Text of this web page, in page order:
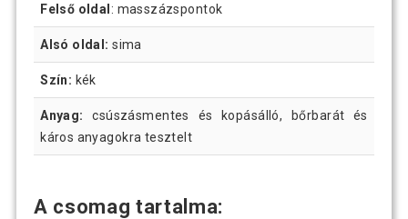
Felső oldal : masszázspontok
Alsó oldal: sima
Szín: kék
Anyag:
csúszásmentes és kopásálló, bőrbarát és
káros anyagokra tesztelt
A csomag tartalma: